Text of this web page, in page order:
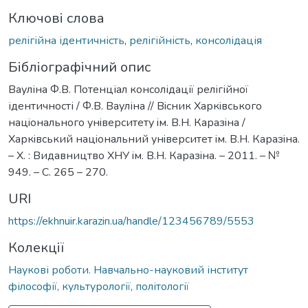
Ключові слова
релігійна ідентичність, релігійність, консолідація
Бібліографічний опис
Вауліна Ф.В. Потенціал консолідації релігійної
ідентичності / Ф.В. Вауліна // Вiсник Харкiвського
нацiонального унiверситету iм. В.Н. Каразiна /
Харкiвський нацiональний унiверситет iм. В.Н. Каразiна.
– Х. : Видавництво ХНУ iм. В.Н. Каразiна. – 2011. – №
949. – С. 265 – 270.
URI
https://ekhnuir.karazin.ua/handle/123456789/5553
Колекції
Наукові роботи. Навчально-науковий інститут
філософії, культурології, політології